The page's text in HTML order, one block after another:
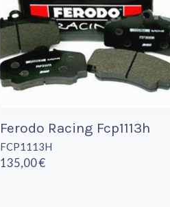
Ferodo Racing Fcp1113h
FCP1113H
135,00 €